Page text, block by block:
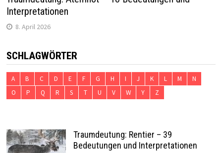
Interpretationen
8. April 2026
SCHLAGWÖRTER
A B C D E F G H I J K L M
N
O
P Q R S T U V W Y Z
Traumdeutung: Rentier – 39
Bedeutungen und Interpretationen